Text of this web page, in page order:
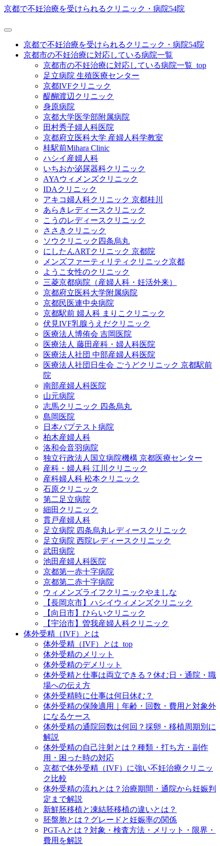
京都で不妊治療を受けられるクリニック・病院54院
京都で不妊治療を受けられるクリニック・病院54院
京都市の不妊治療に対応している病院一覧
京都市の不妊治療に対応している病院一覧_top
足立病院 生殖医療センター
京都IVFクリニック
醍醐渡辺クリニック
身原病院
京都大学医学部附属病院
田村秀子婦人科医院
京都府立医科大学 産婦人科学教室
桂駅前Mihara Clinic
ハシイ産婦人科
いちおか泌尿器科クリニック
AYAウィメンズクリニック
IDAクリニック
アキコ婦人科クリニック 京都桂川
あらきレディースクリニック
こうのレディースクリニック
ささきクリニック
ソウクリニック四条烏丸
にしたんARTクリニック 京都院
メンズファーティリティクリニック京都
ようこ女性のクリニック
三菱京都病院（産婦人科・妊活外来）
京都府立医科大学附属病院
京都民医連中央病院
京都駅前 婦人科 まりこクリニック
伏見IVF乳腺うえだクリニック
医療法人博侑会 吉岡医院
医療法人 藤田産科・婦人科医院
医療法人社団 中部産婦人科医院
医療法人社団日生会 ごうどクリニック 京都駅前
院
南部産婦人科医院
山元病院
志馬クリニック 四条烏丸
島岡医院
日本バプテスト病院
柏木産婦人科
洛和会音羽病院
独立行政法人国立病院機構 京都医療センター
産科・婦人科 江川クリニック
産科婦人科 松本クリニック
石原クリニック
第二足立病院
細田クリニック
貫戸産婦人科
足立病院 四条烏丸レディースクリニック
足立病院 西院レディースクリニック
武田病院
池田産婦人科医院
京都第一赤十字病院
京都第二赤十字病院
ウィメンズライフクリニックやましな
【長岡京市】ハシイウィメンズクリニック
【向日市】ひらいクリニック
【宇治市】曽我産婦人科クリニック
体外受精（IVF）とは
体外受精（IVF）とは_top
体外受精のメリット
体外受精のデメリット
体外受精と仕事は両立できる？休む日・通院・職
場への伝え方
体外受精時に仕事は何日休む？
体外受精の保険適用｜年齢・回数・費用と対象外
になるケース
体外受精の通院回数は何回？採卵・移植周期別に
解説
体外受精の自己注射とは？種類・打ち方・副作
用・困った時の対応
京都で体外受精（IVF）に強い不妊治療クリニッ
ク比較
体外受精の流れとは？治療期間・通院から妊娠判
定まで解説
新鮮胚移植と凍結胚移植の違いとは？
胚盤胞とは？グレードと妊娠率の関係
PGT-Aとは？対象・検査方法・メリット・限界・
費用を解説